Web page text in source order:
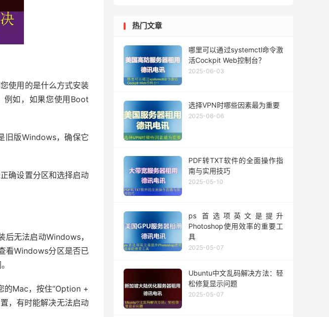
使用的是什么方式安装
例如，如果您使用Boot
旧版Windows，确保它
确设置分区和选择启动
无法启动Windows，
看Windows分区是否已
的Mac，按住“Option +
，有时能解决无法启动
热门文章
哪里可以通过systemctl命令激
活Cockpit Web控制台？
2025-06-03
选择VPN时哪些因素最为重要
2025-06-06
PDF转TXT软件的全面操作指
南与实用技巧
2025-05-10
ps 首选项英文是提升
Photoshop使用效率的重要工
具
2025-05-07
Ubuntu中文乱码解决方法：轻
松修复显示问题
2025-05-07